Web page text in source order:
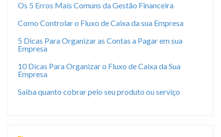
Os 5 Erros Mais Comuns da Gestão Financeira
Como Controlar o Fluxo de Caixa da sua Empresa
5 Dicas Para Organizar as Contas a Pagar em sua
Empresa
10 Dicas Para Organizar o Fluxo de Caixa da Sua
Empresa
Saiba quanto cobrar pelo seu produto ou serviço